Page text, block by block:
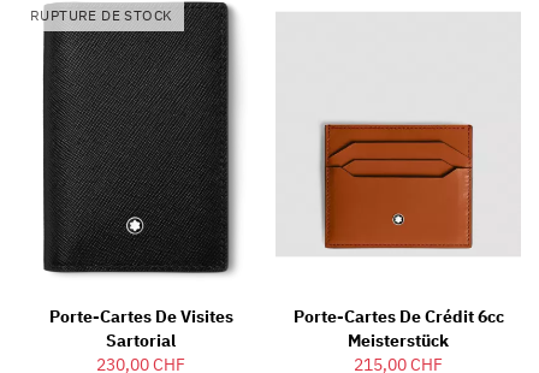
RUPTURE DE STOCK
Porte-Cartes De Visites
Sartorial
230,00 CHF
Porte-Cartes De Crédit 6cc
Meisterstück
215,00 CHF